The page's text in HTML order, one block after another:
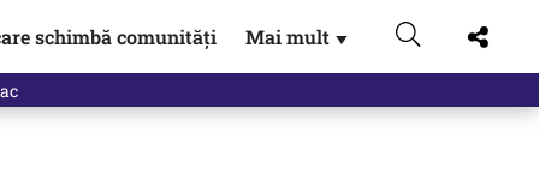
schimbă comunități Mai mult ▼